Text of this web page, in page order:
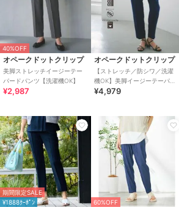
40%OFF
オペークドットクリップ
美脚ストレッチイージーテー
パードパンツ【洗濯機OK】
¥2,987
オペークドットクリップ
【ストレッチ／防シワ／洗濯
機OK】美脚イージーテーパー
ドパンツ《SS～LL／5col／セ
¥4,979
期間限定SALE
¥1888ｸｰﾎﾟﾝ
60%OFF